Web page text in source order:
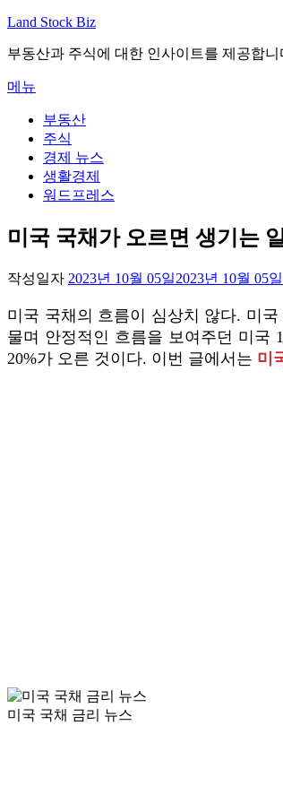
내
으
로
바
Land Stock Biz
부동산과 주식에 대한 인사이트를 제공합니
메뉴
부동산
주식
경제 뉴스
생활경제
워드프레스
미국 국채가 오르면 생기는
작성일자 2023년 10월 05일2023년 10월 05일
미국 국채의 흐름이 심상치 않다. 미
물며 안정적인 흐름을 보여주던 미국
20%가 오른 것이다. 이번 글에서는 미
미국 국채 금리 뉴스